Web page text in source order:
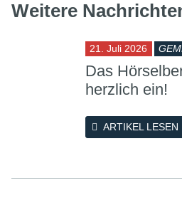
Weitere
21. Juli 2026
Das
herzlich ein!
ARTIKEL LESEN